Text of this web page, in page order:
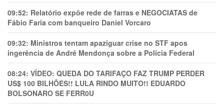
09:52: Relatório expõe rede de farras e NEGOCIATAS de
Fábio Faria com banqueiro Daniel Vorcaro
09:32: Ministros tentam apaziguar crise no STF apos
ingerência de André Mendonça sobre a Polícia Federal
08:24: VÍDEO: QUEDA DO TARIFAÇO FAZ TRUMP PERDER
US$ 100 BILHÕES!! LULA RINDO MUITO!! EDUARDO
BOLSONARO SE FERR0U